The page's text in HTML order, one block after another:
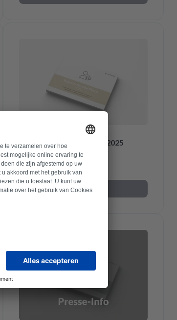
Repartly Service-Check 2025
3.7.2025
Descargar